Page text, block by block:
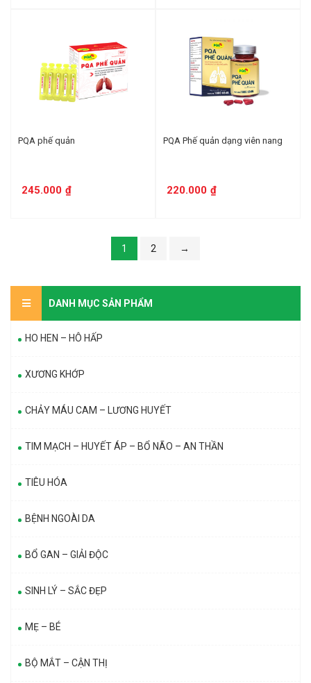
PQA phế quản
245.000 ₫
PQA Phế quản dạng viên nang
220.000 ₫
1 2 →
DANH MỤC SẢN PHẨM
HO HEN – HÔ HẤP
XƯƠNG KHỚP
CHẢY MÁU CAM – LƯƠNG HUYẾT
TIM MẠCH – HUYẾT ÁP – BỔ NÃO – AN THẦN
TIÊU HÓA
BỆNH NGOÀI DA
BỔ GAN – GIẢI ĐỘC
SINH LÝ – SẮC ĐẸP
MẸ – BÉ
BỘ MẮT – CẬN THỊ